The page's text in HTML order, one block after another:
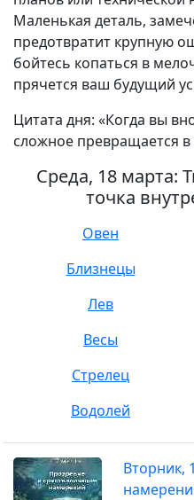
Маленькая деталь,
предотвратит крупную
бойтесь копаться в
прячется ваш будущий
Цитата дня: «Когда вы
сложное превращается в
Среда, 18 марта:
точка
Овен
Близнецы
Лев
Весы
Стрелец
Водолей
Вторник,